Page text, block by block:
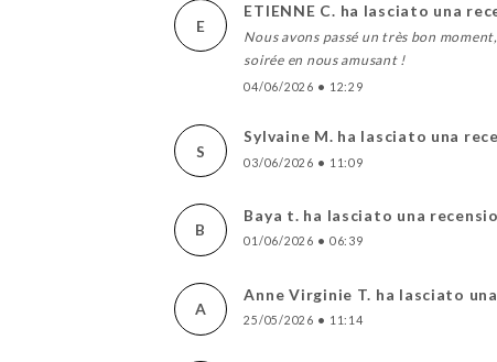
E
ETIENNE C. ha lasciato una
Nous avons passé un très bon
soirée en nous amusant !
04/06/2026 • 12:29
S
Sylvaine M. ha lasciato una
03/06/2026 • 11:09
B
Baya t. ha lasciato una
01/06/2026 • 06:39
A
Anne Virginie T. ha lasciato
25/05/2026 • 11:14